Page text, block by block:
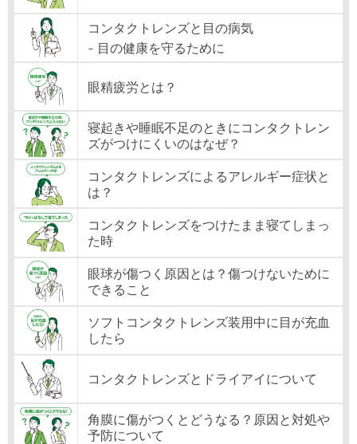
コンタクトレンズと目の病気
- 目の健康を守るために
眼精疲労とは？
寝起きや睡眠不足のときにコンタクトレン
ズがつけにくいのはなぜ？
コンタクトレンズによるアレルギー症状と
は？
コンタクトレンズをつけたまま寝てしまっ
た時
眼球が傷つく原因とは？傷つけないために
できること
ソフトコンタクトレンズ装用中に目が充血
したら
コンタクトレンズとドライアイについて
角膜に傷がつくとどうなる？原因と対処や
予防について